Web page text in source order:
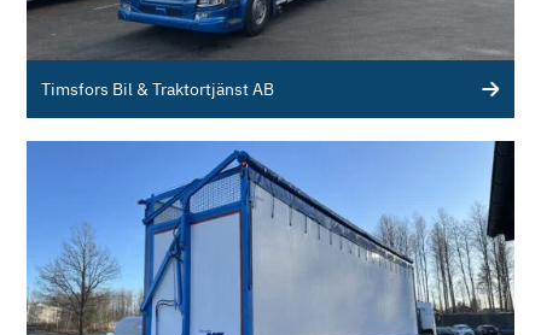
Timsfors Bil & Traktortjänst AB